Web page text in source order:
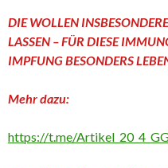
DIE WOLLEN
LASSEN – FÜR DIESE
IMPFUNG BESONDERS
Mehr dazu:
https://t.me/